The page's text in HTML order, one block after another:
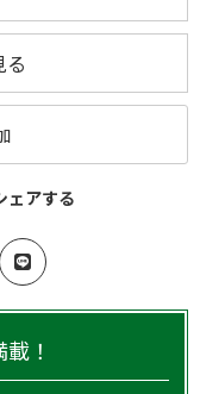
る
ェアする
！